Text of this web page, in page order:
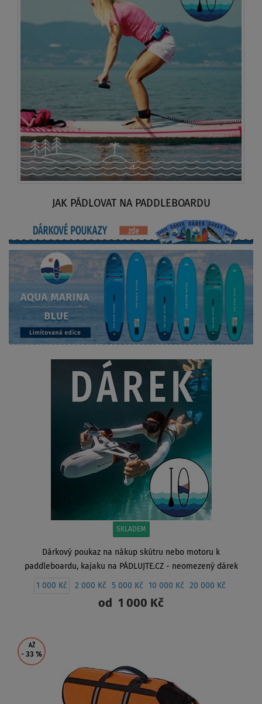
JAK PÁDLOVAT NA PADDLEBOARDU
SKLADEM
Dárkový poukaz na nákup skútru nebo motoru k
paddleboardu, kajaku na PÁDLUJTE.CZ - neomezený dárek
1 000 Kč 2 000 Kč 5 000 Kč 10 000 Kč 20 000 Kč
od 1 000 Kč
AŽ
- 33 %